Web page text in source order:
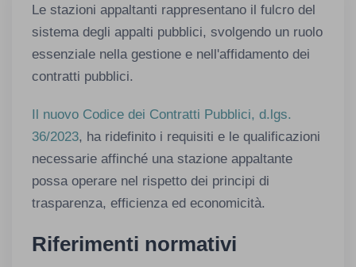
Le stazioni appaltanti rappresentano il fulcro del
sistema degli appalti pubblici, svolgendo un ruolo
essenziale nella gestione e nell'affidamento dei
contratti pubblici.
Il nuovo Codice dei Contratti Pubblici, d.lgs.
36/2023, ha ridefinito i requisiti e le qualificazioni
necessarie affinché una stazione appaltante
possa operare nel rispetto dei principi di
trasparenza, efficienza ed economicità.
Riferimenti normativi